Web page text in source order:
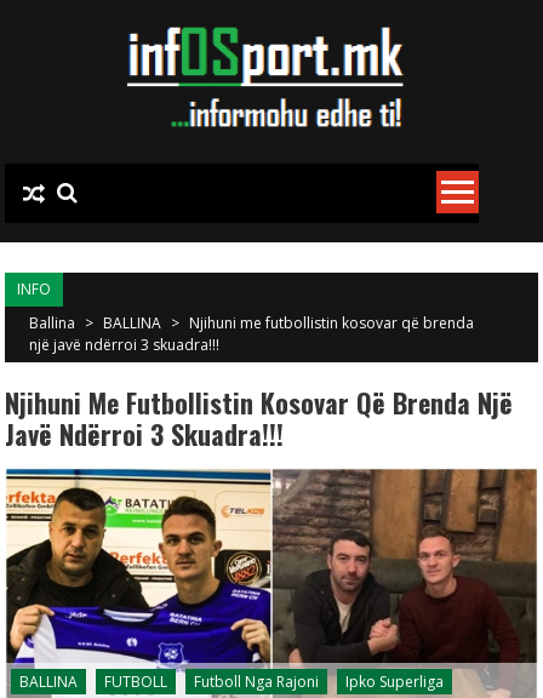
INFO
Ballina > BALLINA > Njihuni me futbollistin kosovar që brenda
një javë ndërroi 3 skuadra!!!
Njihuni Me Futbollistin Kosovar Që Brenda Një
Javë Ndërroi 3 Skuadra!!!
BALLINA FUTBOLL Futboll Nga Rajoni
Ipko Superliga